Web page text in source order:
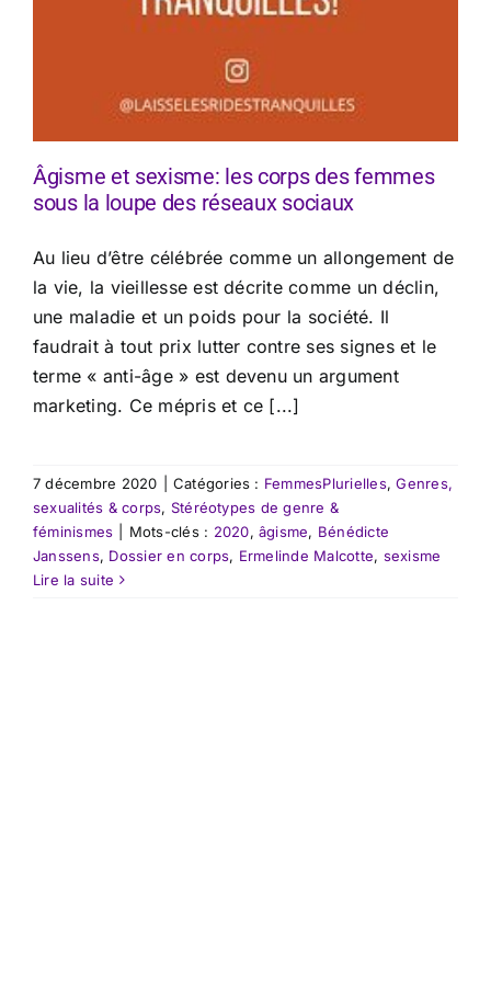
Âgisme et sexisme: les corps des femmes
sous la loupe des réseaux sociaux
Au lieu d’être célébrée comme un allongement de
la vie, la vieillesse est décrite comme un déclin,
une maladie et un poids pour la société. Il
faudrait à tout prix lutter contre ses signes et le
terme « anti-âge » est devenu un argument
marketing. Ce mépris et ce [...]
7 décembre 2020 Catégories : FemmesPlurielles,Genres,
sexualités & corps, Stéréotypes de genre &
féminismes
Mots-clés : 2020, âgisme, Bénédicte
Janssens, Dossier en corps, Ermelinde Malcotte, sexisme
Lire la suite